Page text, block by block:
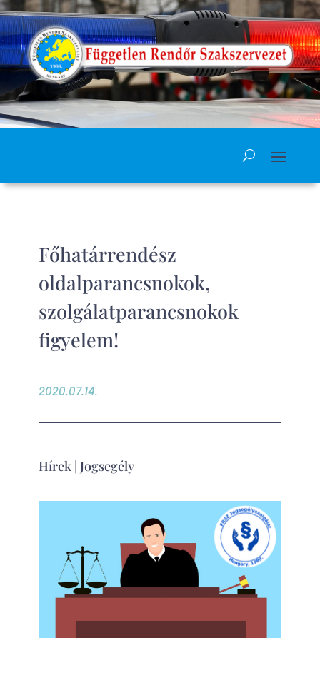
Főhatárrendész
oldalparancsnokok,
szolgálatparancsnokok
figyelem!
2020.07.14.
Hírek| Jogsegély